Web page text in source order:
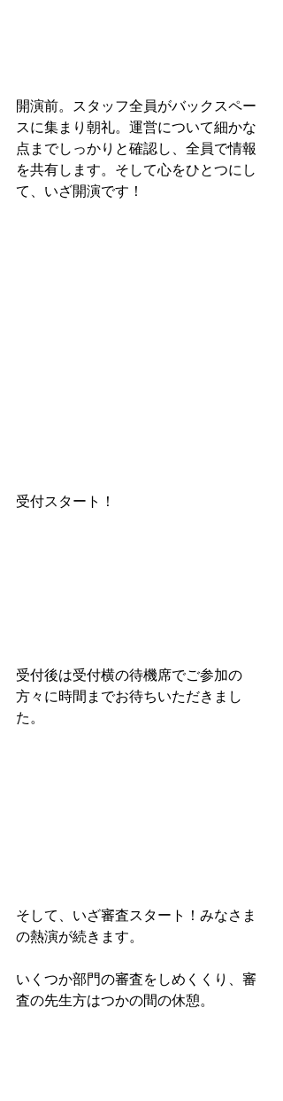
開演前。スタッフ全員がバックスペー
スに集まり朝礼。運営について細かな
点までしっかりと確認し、全員で情報
を共有します。そして心をひとつにし
て、いざ開演です！
受付スタート！
受付後は受付横の待機席でご参加の
方々に時間までお待ちいただきまし
た。
そして、いざ審査スタート！みなさま
の熱演が続きます。
いくつか部門の審査をしめくくり、審
査の先生方はつかの間の休憩。